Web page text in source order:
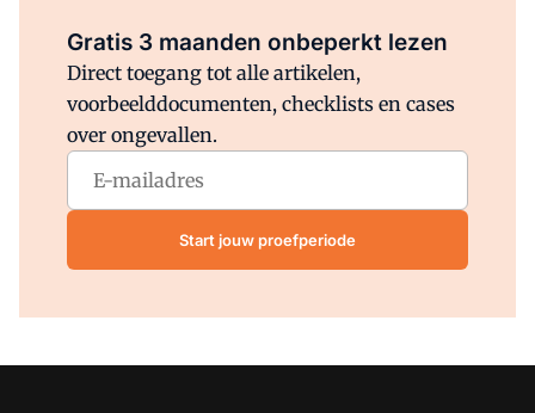
Gratis 3 maanden onbeperkt lezen
Direct toegang tot alle artikelen,
voorbeelddocumenten, checklists en cases
over ongevallen.
Start jouw proefperiode